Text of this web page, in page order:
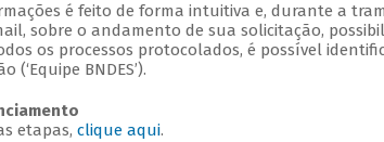
é feito de forma intuitiva e, durante a
sobre o andamento de sua solicitação,
os processos protocolados, é possível
BNDES’).
etapas, clique aqui.